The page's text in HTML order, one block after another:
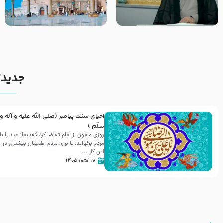
مادر داعش – حجت الاسلام جباری
کیفیت سلام و صلوات بر پیامبر
اکرم صلی الله علیه و آله بعد از
احیای سنت پیامبر (صلی الله علیه و آله و
سلّم )
روزی مامون از امام تقاضا کرد که: نماز عید را با
مردم بخواند، تا برای مردم اطمینان بیشتری در
این کار ...
۱۷ /۰۵/ ۱۴۰۵